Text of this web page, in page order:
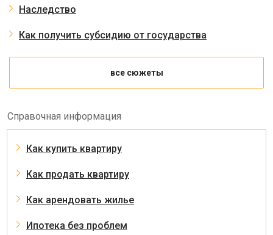
Наследство
Как получить субсидию от государства
все сюжеты
Справочная информация
Как купить квартиру
Как продать квартиру
Как арендовать жилье
Ипотека без проблем